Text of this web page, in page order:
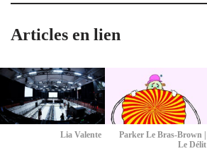
Articles en lien
Lia Valente
Parker Le Bras-Brown |
Le Délit